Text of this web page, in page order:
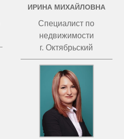
ИРИНА МИХАЙЛОВНА
Специалист по
недвижимости
г. Октябрьский